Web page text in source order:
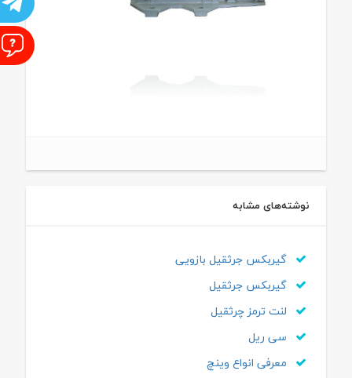
نوشته‌های مشابه
گیربکس جرثقیل بازویی
گیربکس جرثقیل
لنت ترمز چرثقیل
سی ریل
معرفی انواع وینچ